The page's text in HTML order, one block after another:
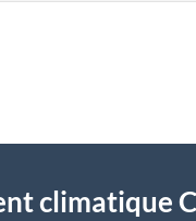
climatique